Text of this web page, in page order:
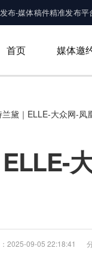
布-媒体稿件精准发布平
首页 媒体邀
2025-09-05 22:18:41